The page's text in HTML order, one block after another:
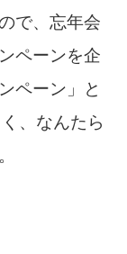
で、忘年会
ペーンを企
ペーン」と
、なんたら